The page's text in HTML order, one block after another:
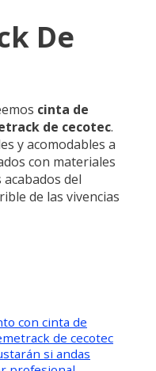
De
cinta de
de cecotec.
y acomodables a
con materiales
del
de las vivencias
con cinta de
de cecotec
si andas